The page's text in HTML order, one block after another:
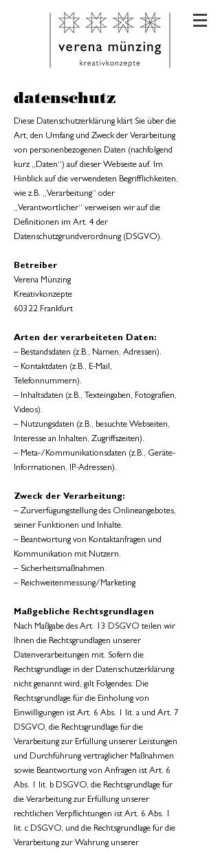
datenschutz
​Diese Datenschutzerklärung klärt Sie über die
Art, den Umfang und Zweck der Verarbeitung
von personenbezogenen Daten (nachfolgend
kurz „Daten“) auf dieser Webseite auf. Im
Hinblick auf die verwendeten Begrifflichkeiten,
wie z.B. „Verarbeitung“ oder
„Verantwortlicher“ verweisen wir auf die
Definitionen im Art. 4 der
Datenschutzgrundverordnung (DSGVO).
Betreiber
Verena Münzing
Kreativkonzepte
60322 Frankfurt
Arten der verarbeiteten Daten:
– Bestandsdaten (z.B., Namen, Adressen).
– Kontaktdaten (z.B., E-Mail,
Telefonnummern).
– Inhaltsdaten (z.B., Texteingaben, Fotografien,
Videos).
– Nutzungsdaten (z.B., besuchte Webseiten,
Interesse an Inhalten, Zugriffszeiten).
– Meta-/Kommunikationsdaten (z.B., Geräte-
Informationen, IP-Adressen).
Zweck der Verarbeitung:
– Zurverfügungstellung des Onlineangebotes,
seiner Funktionen und Inhalte.
– Beantwortung von Kontaktanfragen und
Kommunikation mit Nutzern.
– Sicherheitsmaßnahmen.
– Reichweitenmessung/Marketing
Maßgebliche Rechtsgrundlagen
Nach Maßgabe des Art. 13 DSGVO teilen wir
Ihnen die Rechtsgrundlagen unserer
Datenverarbeitungen mit. Sofern die
Rechtsgrundlage in der Datenschutzerklärung
nicht genannt wird, gilt Folgendes: Die
Rechtsgrundlage für die Einholung von
Einwilligungen ist Art. 6 Abs. 1 lit. a und Art. 7
DSGVO, die Rechtsgrundlage für die
Verarbeitung zur Erfüllung unserer Leistungen
und Durchführung vertraglicher Maßnahmen
sowie Beantwortung von Anfragen ist Art. 6
Abs. 1 lit. b DSGVO, die Rechtsgrundlage für
die Verarbeitung zur Erfüllung unserer
rechtlichen Verpflichtungen ist Art. 6 Abs. 1
lit. c DSGVO, und die Rechtsgrundlage für die
Verarbeitung zur Wahrung unserer